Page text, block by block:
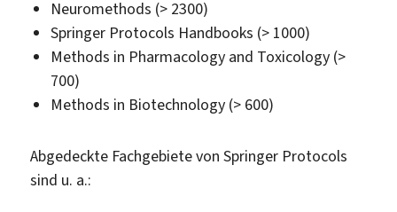
Neuromethods (> 2300)
Springer Protocols Handbooks (> 1000)
Methods in Pharmacology and Toxicology (>
700)
Methods in Biotechnology (> 600)
Abgedeckte Fachgebiete von Springer Protocols
sind u. a.: